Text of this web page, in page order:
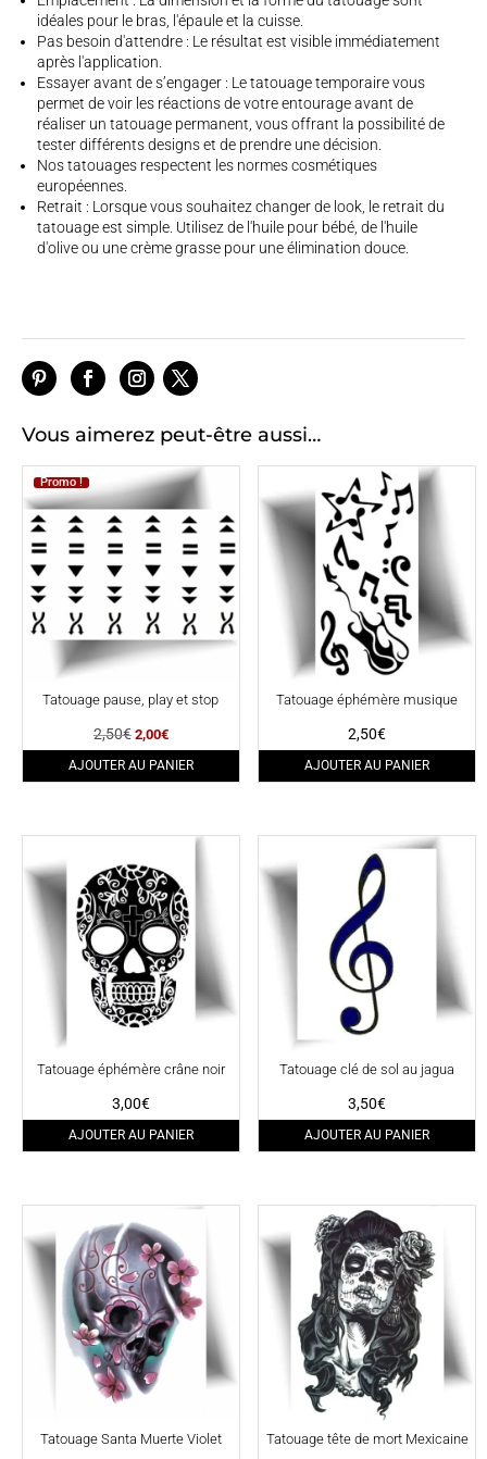
idéales pour le bras, l'épaule et la cuisse.
Pas besoin d'attendre : Le résultat est visible immédiatement
après l'application.
Essayer avant de s’engager : Le tatouage temporaire vous
permet de voir les réactions de votre entourage avant de
réaliser un tatouage permanent, vous offrant la possibilité de
tester différents designs et de prendre une décision.
Nos tatouages respectent les normes cosmétiques
européennes.
Retrait : Lorsque vous souhaitez changer de look, le retrait du
tatouage est simple. Utilisez de l'huile pour bébé, de l'huile
d'olive ou une crème grasse pour une élimination douce.
Vous aimerez peut-être aussi…
Promo !
Tatouage pause, play et stop
2,50€Le
prix
2,50€.
2,00€Le
prix
AJOUTER AU PANIER
Tatouage éphémère musique
2,50€
AJOUTER AU PANIER
Tatouage éphémère crâne noir
3,00€
AJOUTER AU PANIER
Tatouage clé de sol au jagua
3,50€
AJOUTER AU PANIER
Tatouage Santa Muerte Violet Tatouage tête de mort Mexicaine